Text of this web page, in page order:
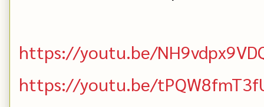
https://youtu.be/
https://youtu.be/